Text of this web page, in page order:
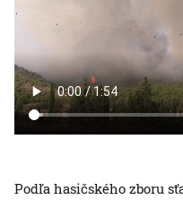
Podľa hasičského zboru